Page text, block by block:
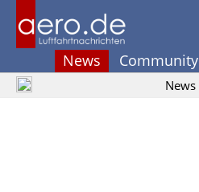
News Community
News